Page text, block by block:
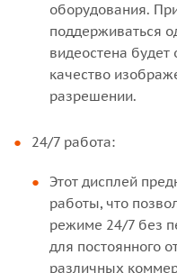
оборудования.
поддерживаться
видеостена
качество
разрешении.
24/7 работа:
Этот дисплей
работы, что
режиме 24/7 без
для постоянного
различных